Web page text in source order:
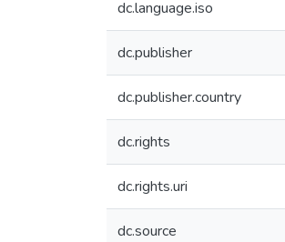
dc.language.iso
dc.publisher
dc.publisher.country
dc.rights
dc.rights.uri
dc.source